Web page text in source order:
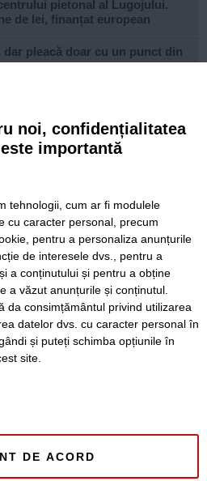
pietonal al Lugojului.
de lei, finanțat european
pleacă doar cu un punct din
din Dacia. Primăria a ridicat
ilegal
2026, în Timișoara?
schimbă serile de acasă, fără
Folosinta Cookie-urilor
noi, confidențialitatea
importantă
tehnologii, cum ar fi modulele
cu caracter personal, precum
pentru a personaliza anunțurile
de interesele dvs., pentru a
a conținutului și pentru a obține
a văzut anunțurile și conținutul.
da consimțământul privind utilizarea
datelor dvs. cu caracter personal în
și puteți schimba opțiunile în
site.
DE ACORD